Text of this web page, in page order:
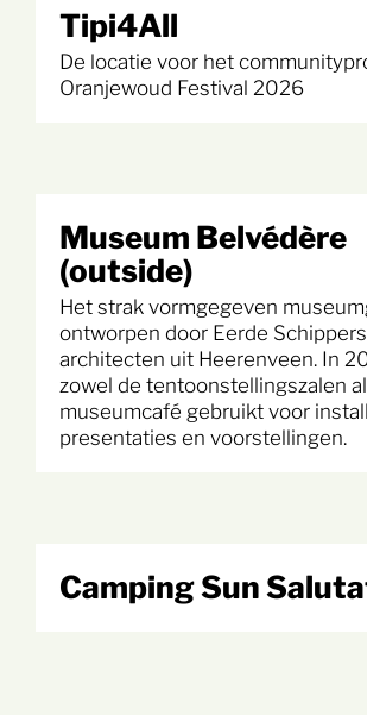
Tipi4All
De locatie voor het
Oranjewoud Festival 2026
Museum Belvédère
(outside)
Het strak vormgegeven
ontworpen door Eerde
architecten uit Heerenveen. In
zowel de tentoonstellingszalen
museumcafé gebruikt voor
presentaties en voorstellingen.
Camping Sun